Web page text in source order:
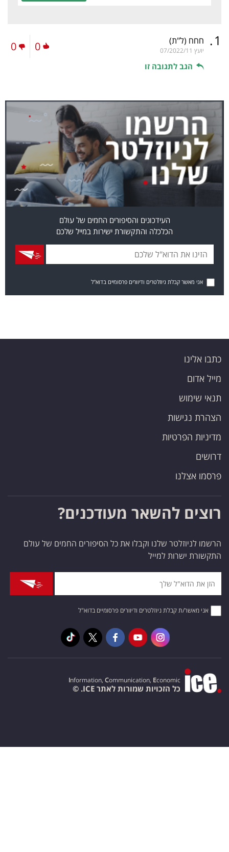
1
. חחח (ל"ת)
יועץ 07/2022/11
הגב לתגובה זו
0
0
העידכונים והסיפורים החמים של עולם
הכלכלה והתקשורת ישירות במייל שלכם
אני מאשר קבלת ניוזלטרים ודיוורים פרסומיים בדוא"ל
כתבו אלינו
מייל אדום
תנאי שימוש
הצהרת נגישות
מדיניות הפרטיות
דרושים
פרסמו אצלנו
רוצים להשאר מעודכנים?
הרשמו לניוזלטר שלנו וקבלו את כל הסיפורים החמים של עולם
התקשורת ישרות למייל
אני מאשר/ת קבלת ניוזלטרים ודיוורים פרסומיים בדוא"ל
Information, Communication, Economic
כל הזכויות שמורות לאתר ICE. ©